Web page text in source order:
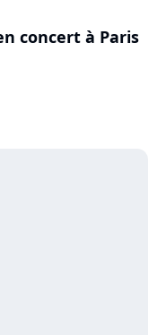
concert à Paris